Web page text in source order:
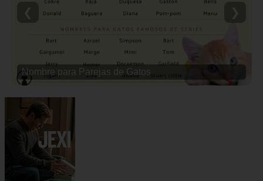
Nombre para Parejas de Gatos
❮ ❯